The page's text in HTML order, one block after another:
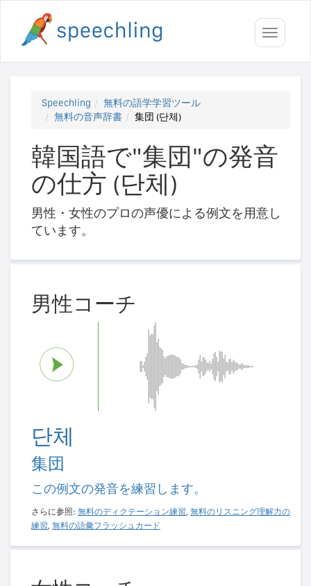
Toggle
Speechling
無料の語学学習ツール
無料の音声辞書
集団 (단체)
韓国語で"集団"の発音
の仕方 (단체)
男性・女性のプロの声優による例文を用意し
ています。
男性コーチ
단체
集団
この例文の発音を練習します。
さらに参照: 無料のディクテーション練習, 無料のリスニング理解力の
練習, 無料の語彙フラッシュカード